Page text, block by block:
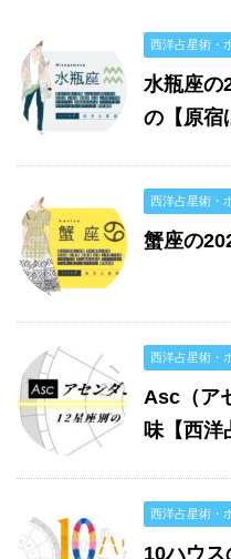
西洋占星術・
水瓶座の
の【原宿
西洋占星術・
蟹座の
西洋占星術・
Asc（ア
味【西洋
西洋占星術・
10ハウ